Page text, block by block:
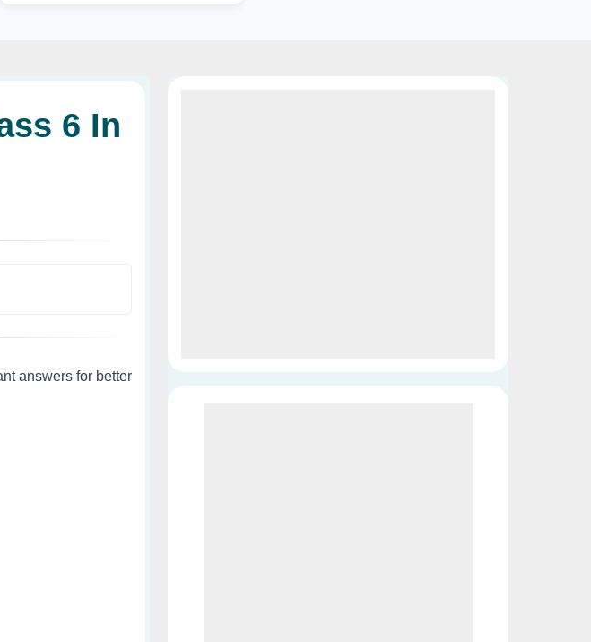
6 In
answers for better